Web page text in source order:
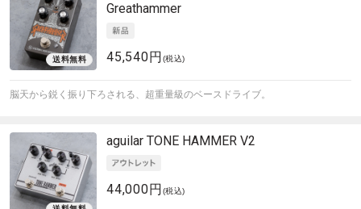
Greathammer
45,540円 (税込)
脳天から鋭く振り下ろされる、超重量級のベースドライブ。
aguilar TONE HAMMER V2
44,000円 (税込)